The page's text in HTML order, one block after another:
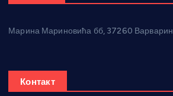
Марина Мариновића бб, 37260 Варварин
Контакт